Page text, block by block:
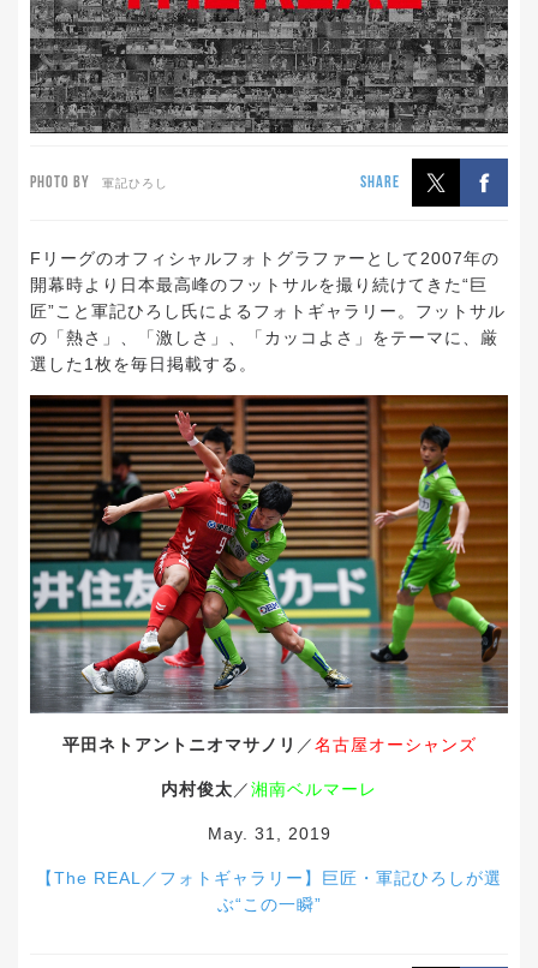
PHOTO BY 軍記ひろし SHARE
Fリーグのオフィシャルフォトグラファーとして2007年の
開幕時より日本最高峰のフットサルを撮り続けてきた“巨
匠”こと軍記ひろし氏によるフォトギャラリー。フットサル
の「熱さ」、「激しさ」、「カッコよさ」をテーマに、厳
選した1枚を毎日掲載する。
平田ネトアントニオマサノリ ／名古屋オーシャンズ
内村俊太／湘南ベルマーレ
May. 31, 2019
【The REAL／フォトギャラリー】巨匠・軍記ひろしが選
ぶ“この一瞬”